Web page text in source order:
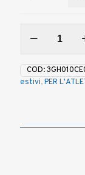
BLUEGRASS
Verde
quantità
COD:
estivi,PER